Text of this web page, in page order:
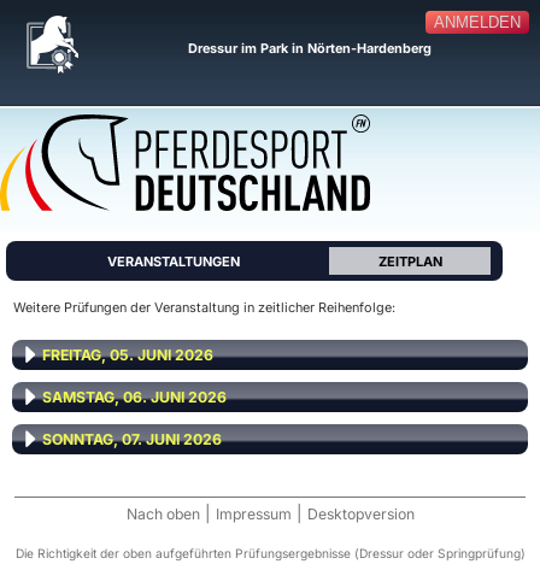
ANMELDEN
Dressur im Park in Nörten-Hardenberg
VERANSTALTUNGEN ZEITPLAN
Weitere Prüfungen der Veranstaltung in zeitlicher Reihenfolge:
FREITAG, 05. JUNI 2026
SAMSTAG, 06. JUNI 2026
SONNTAG, 07. JUNI 2026
Nach oben Impressum Desktopversion
Die Richtigkeit der oben aufgeführten Prüfungsergebnisse (Dressur oder Springprüfung)